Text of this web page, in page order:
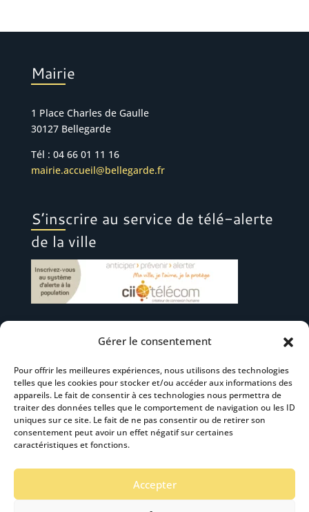
Gérer le consentement
Pour offrir les meilleures expériences, nous utilisons des technologies
telles que les cookies pour stocker et/ou accéder aux informations des
appareils. Le fait de consentir à ces technologies nous permettra de
traiter des données telles que le comportement de navigation ou les ID
uniques sur ce site. Le fait de ne pas consentir ou de retirer son
consentement peut avoir un effet négatif sur certaines
caractéristiques et fonctions.
Accepter
Mairie
1 Place Charles de Gaulle
30127 Bellegarde
Tél : 04 66 01 11 16
mairie.accueil@bellegarde.fr
S’inscrire au service de télé-alerte
de la ville
Suivez-nous
S’abonner à la newsletter